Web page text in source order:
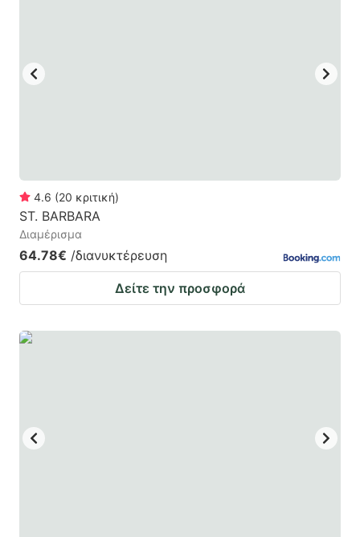
4.6 (20 κριτική)
ST. BARBARA
Διαμέρισμα
64.78€ /διανυκτέρευση
Δείτε την προσφορά